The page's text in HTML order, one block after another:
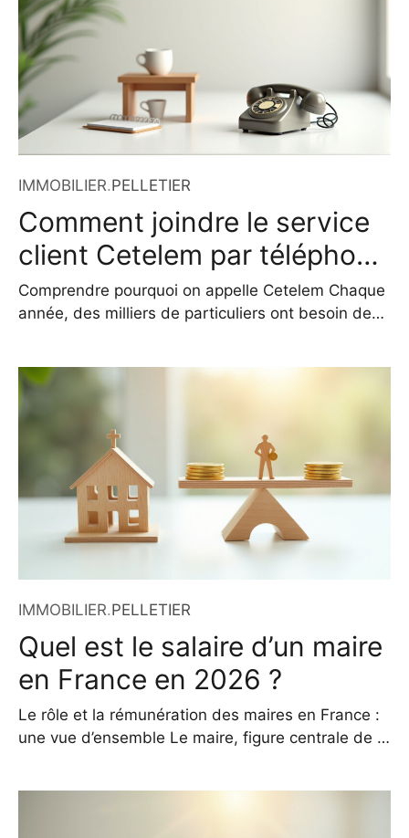
IMMOBILIER.PELLETIER
Comment joindre le service
client Cetelem par téléphone
en 2026
Comprendre pourquoi on appelle Cetelem Chaque
année, des milliers de particuliers ont besoin de
souscrit un prêt personnel, un crédit renouvelable
peut arriver un moment où un échange avec un
IMMOBILIER.PELLETIER
Quel est le salaire d’un maire
en France en 2026 ?
Le rôle et la rémunération des maires en France :
une vue d’ensemble Le maire, figure centrale de la